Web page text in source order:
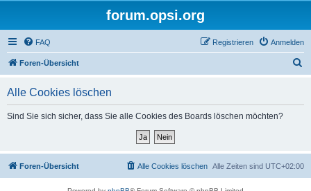
forum.opsi.org
FAQ Anmelden
Registrieren
Foren-Übersicht
Alle Cookies löschen
Sind Sie sich sicher, dass Sie alle Cookies des Boards löschen möchten?
Foren-Übersicht Alle Zeiten sind UTC+02:00
Alle Cookies löschen